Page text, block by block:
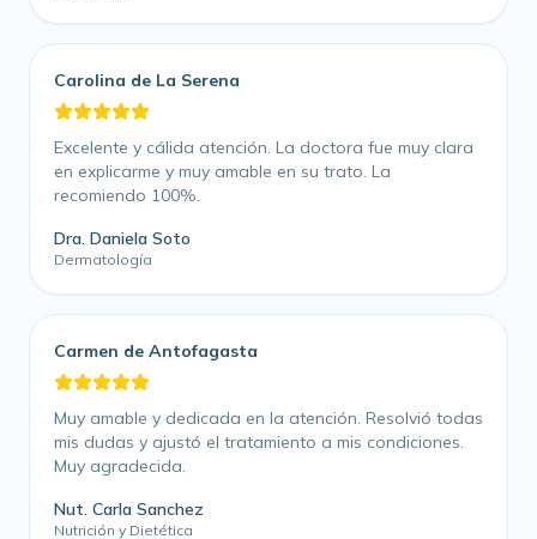
Carolina de La Serena
Excelente y cálida atención. La doctora fue muy clara
en explicarme y muy amable en su trato. La
recomiendo 100%.
Dra. Daniela Soto
Dermatología
Carmen de Antofagasta
Muy amable y dedicada en la atención. Resolvió todas
mis dudas y ajustó el tratamiento a mis condiciones.
Muy agradecida.
Nut. Carla Sanchez
Nutrición y Dietética